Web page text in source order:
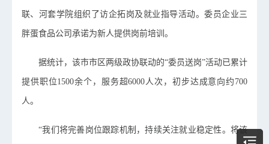
联、河套学院组织了访企拓岗及就业指导活动。委员企业三
胖蛋食品公司承诺为新人提供岗前培训。
据统计，该市市区两级政协联动的“委员送岗”活动已累计
提供职位1500余个，服务超6000人次，初步达成意向约700
人。
“我们将完善岗位跟踪机制，持续关注就业稳定性。将该